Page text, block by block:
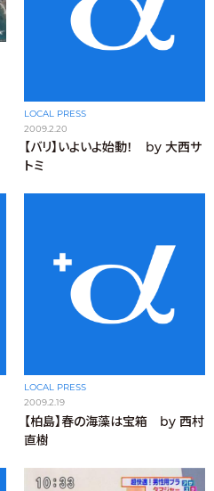
LOCAL PRESS
2009.2.20
【バリ】いよいよ始動！ by 大西サ
トミ
LOCAL PRESS
2009.2.19
【柏島】春の海藻は宝箱 by 西村
直樹